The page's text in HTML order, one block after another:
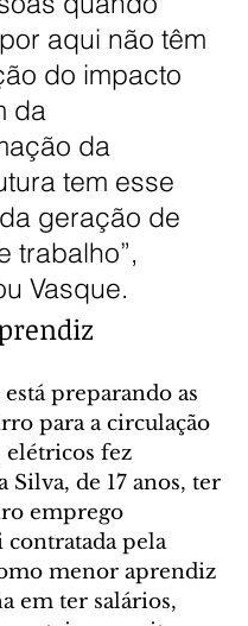
aqui não têm
do impacto
da
da
tem esse
geração de
trabalho”,
Vasque.
preparando as
para a circulação
elétricos fez
Silva, de 17 anos, ter
emprego
contratada pela
menor aprendiz
em ter salários,